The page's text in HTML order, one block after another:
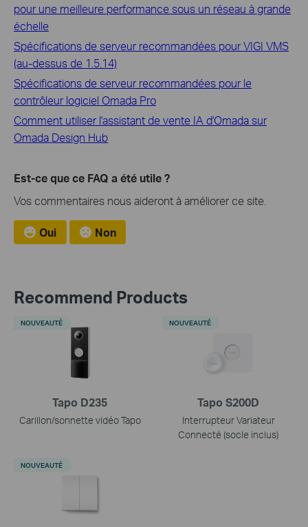
pour une meilleure performance sous un réseau à grande
échelle
Spécifications de serveur recommandées pour VIGI VMS
(au-dessus de 1.5.14)
Spécifications de serveur recommandées pour le
contrôleur logiciel Omada Pro
Comment utiliser l'assistant de vente IA d'Omada sur
Omada Design Hub
Est-ce que ce FAQ a été utile ?
Vos commentaires nous aideront à améliorer ce site.
Oui Non
Recommend Products
Tapo D235
Carillon/sonnette vidéo Tapo
NOUVEAUTÉ
Tapo S200D
Interrupteur Variateur
Connecté (socle inclus)
NOUVEAUTÉ
NOUVEAUTÉ